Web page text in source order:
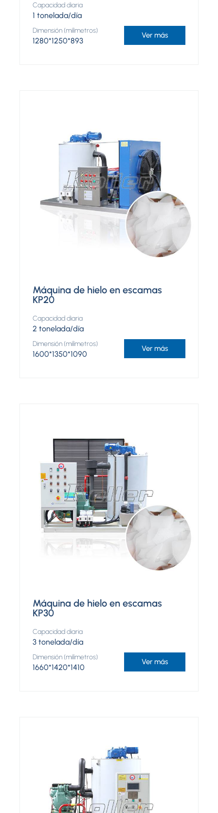
Capacidad diaria
1 tonelada/día
Dimensión (milímetros)
1280*1250*893
Ver más
Máquina de hielo en escamas
KP20
Capacidad diaria
2 tonelada/día
Dimensión (milímetros)
1600*1350*1090
Ver más
Máquina de hielo en escamas
KP30
Capacidad diaria
3 tonelada/día
Dimensión (milímetros)
1660*1420*1410
Ver más